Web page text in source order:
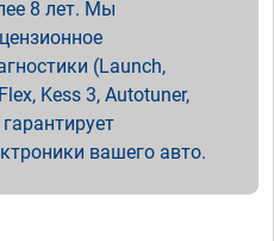
8 лет. Мы
(Launch,
Kess 3, Autotuner,
вашего авто.